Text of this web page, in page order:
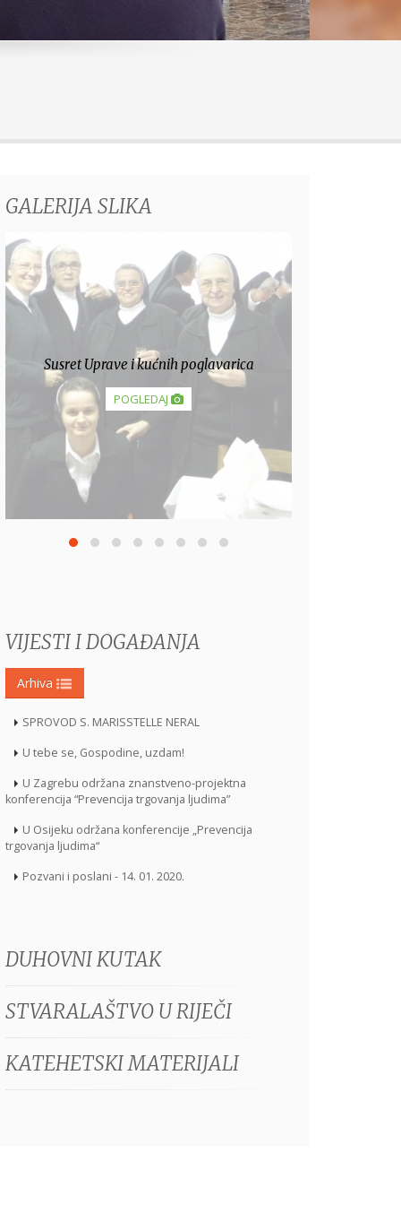
GALERIJA SLIKA
Hosanafest 2013.
POGLEDAJ
VIJESTI I DOGAĐANJA
Arhiva
SPROVOD S. MARISSTELLE NERAL
U tebe se, Gospodine, uzdam!
U Zagrebu održana znanstveno-projektna
konferencija “Prevencija trgovanja ljudima”
U Osijeku održana konferencije „Prevencija
trgovanja ljudima“
Pozvani i poslani - 14. 01. 2020.
DUHOVNI KUTAK
STVARALAŠTVO U RIJEČI
KATEHETSKI MATERIJALI